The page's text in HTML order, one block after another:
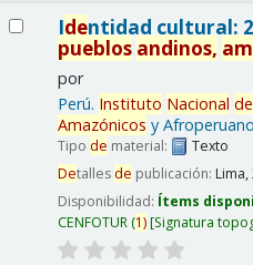
Identidad cultural:
pueblos andinos,
por
Perú. Instituto Nacional de
Amazónicos y Afroperuano
Tipo de material:
Texto
Detalles de publicación: Lima,
Disponibilidad: Ítems
CENFOTUR(1) Signatura